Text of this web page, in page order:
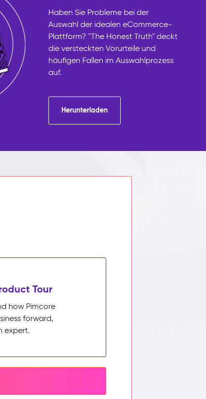
Haben Sie Probleme bei der
Auswahl der idealen eCommerce-
Plattform? "The Honest Truth" deckt
die versteckten Vorurteile und
häufigen Fallen im Auswahlprozess
auf.
Herunterladen
Tour
how Pimcore
forward,
expert.